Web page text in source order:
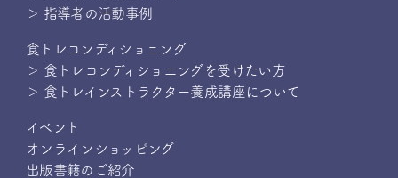
＞ 指導者の活動事例
食トレコンディショニング
＞ 食トレコンディショニングを受けたい方
＞ 食トレインストラクター養成講座について
イベント
オンラインショッピング
出版書籍のご紹介